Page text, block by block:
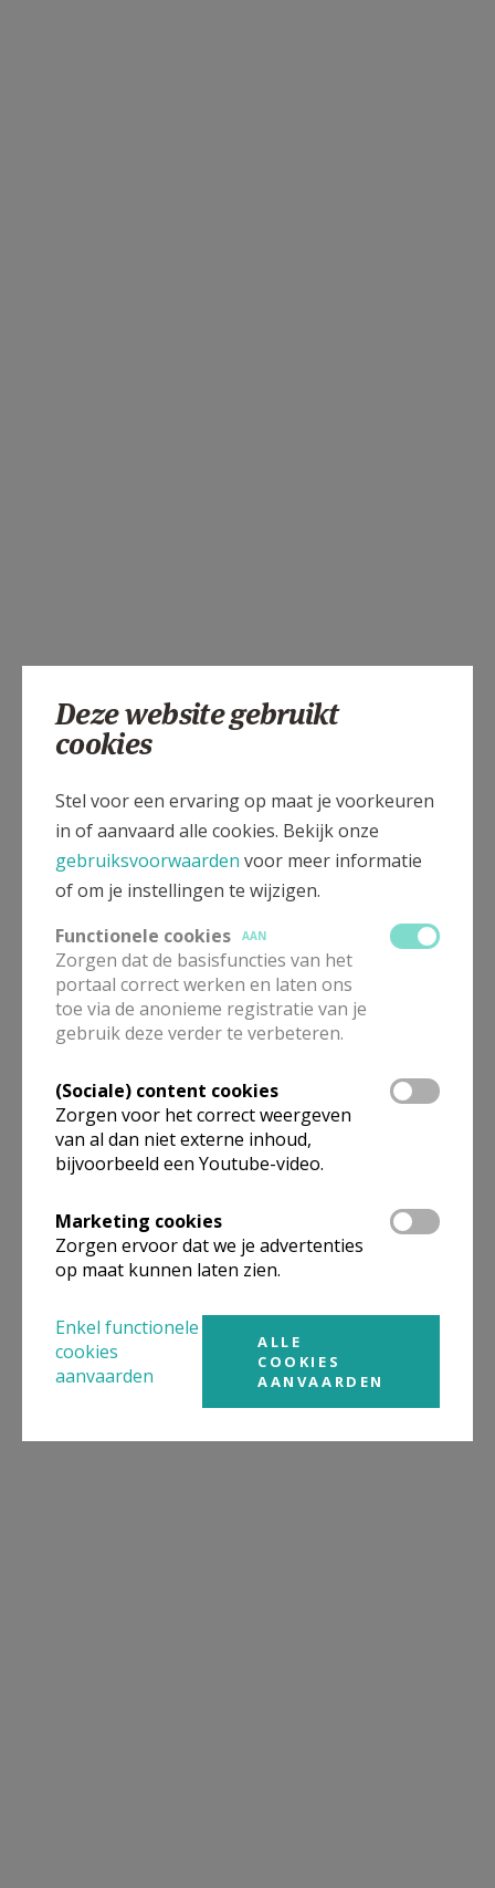
Deze website gebruikt
cookies
Stel voor een ervaring op maat je voorkeuren
in of aanvaard alle cookies. Bekijk onze
gebruiksvoorwaarden voor meer informatie
of om je instellingen te wijzigen.
Functionele cookies
AAN
Zorgen dat de basisfuncties van het
portaal correct werken en laten ons
toe via de anonieme registratie van je
gebruik deze verder te verbeteren.
(Sociale) content cookies
Zorgen voor het correct weergeven
van al dan niet externe inhoud,
bijvoorbeeld een Youtube-video.
Marketing cookies
Zorgen ervoor dat we je advertenties
op maat kunnen laten zien.
Enkel functionele
cookies
aanvaarden
ALLE
COOKIES
AANVAARDEN